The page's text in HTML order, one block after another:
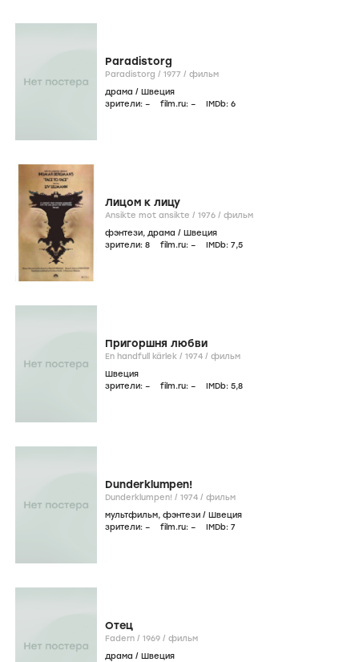
Paradistorg
Paradistorg / 1977 / фильм
драма / Швеция
зрители: – film.ru: – IMDb: 6
Лицом к лицу
Ansikte mot ansikte / 1976 / фильм
фэнтези, драма / Швеция
зрители: 8 film.ru: – IMDb: 7,5
Пригоршня любви
En handfull kärlek / 1974 / фильм
Швеция
зрители: – film.ru: – IMDb: 5,8
Dunderklumpen!
Dunderklumpen! / 1974 / фильм
мультфильм, фэнтези / Швеция
зрители: – film.ru: – IMDb: 7
Отец
Fadern / 1969 / фильм
драма / Швеция